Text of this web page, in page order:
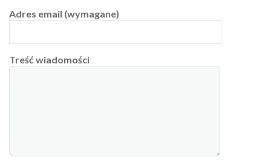
Adres email (wymagane)
Treść wiadomości